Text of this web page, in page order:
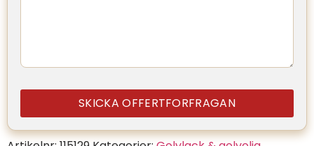
SKICKA OFFERTFORFRAGAN